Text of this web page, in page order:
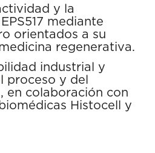
y la
mediante
orientados a su
regenerativa.
industrial y
proceso y del
en colaboración con
Histocell y